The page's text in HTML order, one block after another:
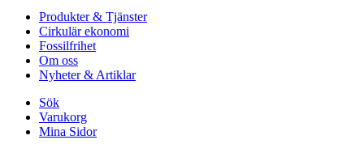
Produkter & Tjänster
Cirkulär ekonomi
Fossilfrihet
Om oss
Nyheter & Artiklar
Sök
Varukorg
Mina Sidor